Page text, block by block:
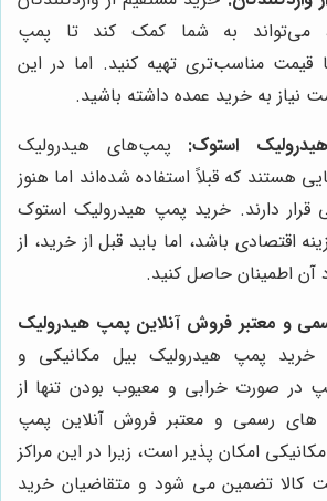
می‌تواند به شما کمک کند تا پمپ
قیمت مناسب‌تری تهیه کنید. اما در این
نیاز به خرید عمده داشته باشید.
استوک: پمپ‌های هیدرولیک
هستند که قبلاً استفاده شده‌اند اما هنوز
قرار دارند. خرید پمپ هیدرولیک استوک
اقتصادی باشد، اما باید قبل از خرید، از
آن اطمینان حاصل کنید.
و معتبر فروش آنلاین پمپ هیدرولیک
خرید پمپ هیدرولیک بیل مکانیکی و
در صورت خرابی و معیوب بودن تنها از
های رسمی و معتبر فروش آنلاین پمپ
امکان پذیر است، زیرا در این مراکز
کالا تضمین می شود و متقاضیان خرید